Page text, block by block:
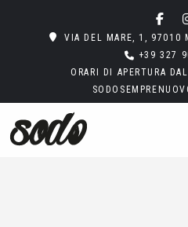
VIA DEL MARE, 1, 97010
+39 327
ORARI DI APERTURA